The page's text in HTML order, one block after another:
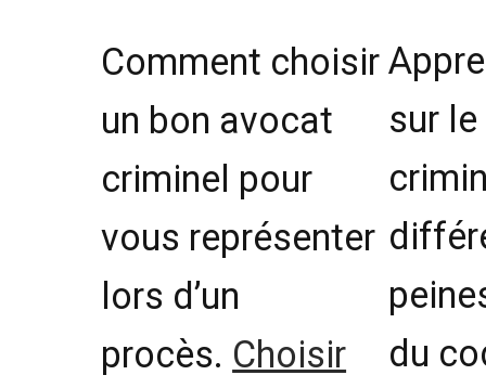
Comment choisir
un bon avocat
criminel pour
vous représenter
lors d’un
procès. Choisir
sur
du